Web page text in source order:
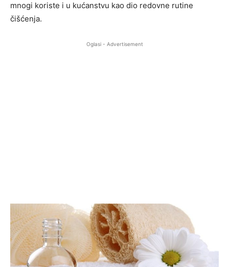
mnogi koriste i u kućanstvu kao dio redovne rutine
čišćenja.
Oglasi - Advertisement